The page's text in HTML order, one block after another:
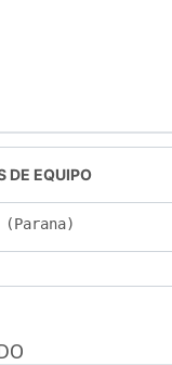
DE EQUIPO